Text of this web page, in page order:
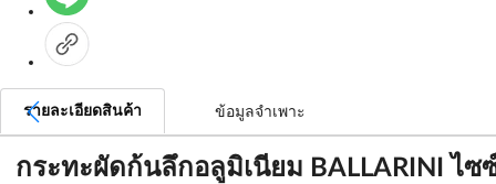
รายละเอียดสินค้า ข้อมูลจำเพาะ
กระทะผัดก้นลึกอลูมิเนียม BALLARINI ไซ